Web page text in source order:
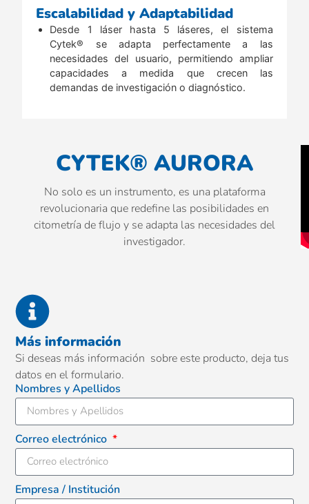
Escalabilidad y Adaptabilidad
Desde 1 láser hasta 5 láseres, el sistema
Cytek® se adapta perfectamente a las
necesidades del usuario, permitiendo ampliar
capacidades a medida que crecen las
demandas de investigación o diagnóstico.
CYTEK® AURORA
No solo es un instrumento, es una plataforma
revolucionaria que redefine las posibilidades en
citometría de flujo y se adapta las necesidades del
investigador.
Más información
Si deseas más información sobre este producto, deja tus
datos en el formulario.
Nombres y Apellidos
Correo electrónico
Empresa / Institución